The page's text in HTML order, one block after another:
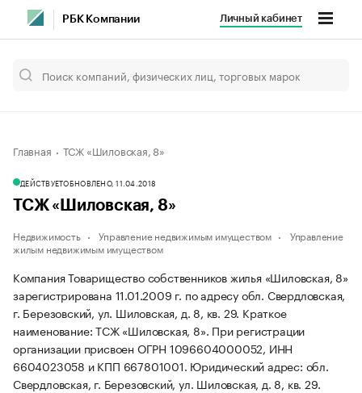
РБК Компании Личный кабинет
Главная ТСЖ «Шиловская, 8»
ДЕЙСТВУЕТОБНОВЛЕНО, 11.04.2018
ТСЖ «Шиловская, 8»
Недвижимость Управление недвижимым имуществом
Управление
жилым недвижимым имуществом
Компания Товарищество собственников жилья «Шиловская, 8»
зарегистрирована 11.01.2009 г. по адресу обл. Свердловская,
г. Березовский, ул. Шиловская, д. 8, кв. 29. Краткое
наименование: ТСЖ «Шиловская, 8». При регистрации
организации присвоен ОГРН 1096604000052, ИНН
6604023058 и КПП 667801001. Юридический адрес: обл.
Свердловская, г. Березовский, ул. Шиловская, д. 8, кв. 29.